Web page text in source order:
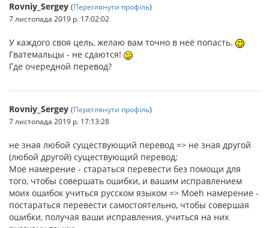
Rovniy_Sergey (Переглянути профіль)
7 листопада 2019 р. 17:02:02
У каждого своя цель, желаю вам точно в неё попасть.
Гватемальцы - не сдаются!
Где очередной перевод?
Rovniy_Sergey (Переглянути профіль)
7 листопада 2019 р. 17:13:28
не зная любой существующий перевод => не зная другой
(любой другой) существующий перевод;
Мое намерение - стараться перевести без помощи для
того, чтобы совершать ошибки, и вашим исправлением
моих ошибок учиться русском языком => Моеh намерение -
постараться перевести самостоятельно, чтобы совершая
ошибки, получая ваши исправления, учиться на них